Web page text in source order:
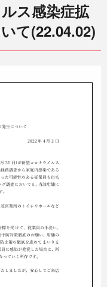
ス感染症拡
て(22.04.02)